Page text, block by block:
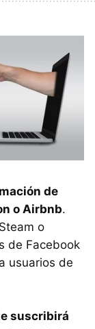
de
o Airbnb.
o
de Facebook
usuarios de
suscribirá